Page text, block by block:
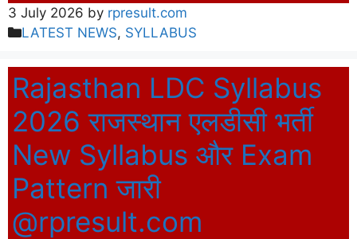
3 July 2026 by rpresult.com
Categories
LATEST NEWS, SYLLABUS
Rajasthan LDC Syllabus
2026 राजस्थान एलडीसी भर्ती
New Syllabus और Exam
Pattern जारी
@rpresult.com